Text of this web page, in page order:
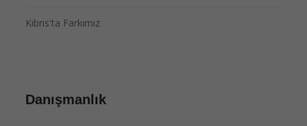
Kıbrıs'ta Farkımız
Danışmanlık